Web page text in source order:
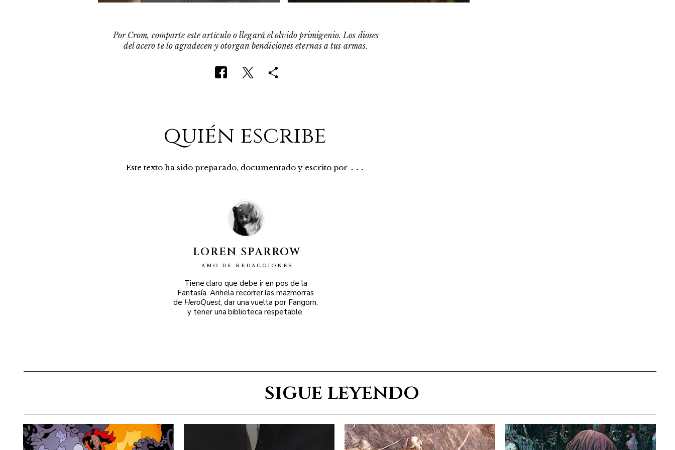
Por Crom, comparte este artículo o llegará el olvido primigenio. Los dioses
del acero te lo agradecen y otorgan bendiciones eternas a tus armas.
quién escribe
Este texto ha sido preparado, documentado y escrito por ...
LOREN SPARROW
AMO DE REDACCIONES
Tiene claro que debe ir en pos de la
Fantasía. Anhela recorrer las mazmorras
de HeroQuest, dar una vuelta por Fangorn,
y tener una biblioteca respetable.
sigue leyendo